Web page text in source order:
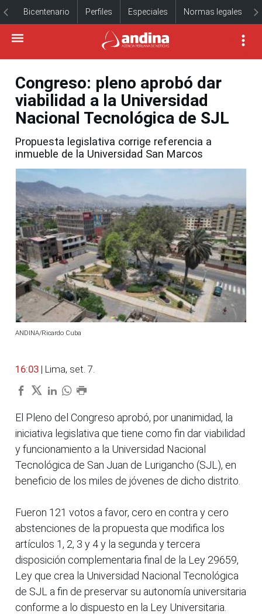
Bicentenario Perfiles Especiales Normas legales
Congreso: pleno aprobó dar
viabilidad a la Universidad
Nacional Tecnológica de SJL
Propuesta legislativa corrige referencia a
inmueble de la Universidad San Marcos
ANDINA/Ricardo Cuba
16:03 | Lima, set. 7.
El Pleno del Congreso aprobó, por unanimidad, la
iniciativa legislativa que tiene como fin dar viabilidad
y funcionamiento a la Universidad Nacional
Tecnológica de San Juan de Lurigancho (SJL), en
beneficio de los miles de jóvenes de dicho distrito.
Fueron 121 votos a favor, cero en contra y cero
abstenciones de la propuesta que modifica los
artículos 1, 2, 3 y 4 y la segunda y tercera
disposición complementaria final de la Ley 29659,
Ley que crea la Universidad Nacional Tecnológica
de SJL a fin de preservar su autonomía universitaria
conforme a lo dispuesto en la Ley Universitaria.